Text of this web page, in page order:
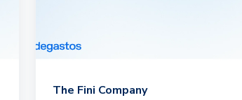
The Fini Company